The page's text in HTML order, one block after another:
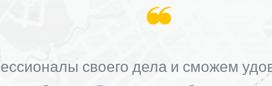
своего дела и сможем